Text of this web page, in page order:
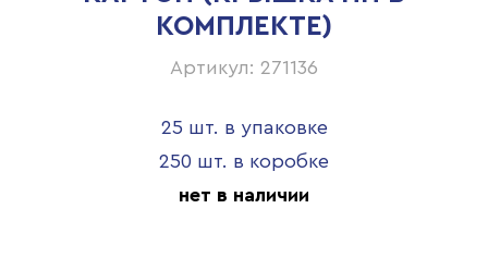
КОМПЛЕКТЕ)
Артикул: 271136
25 шт. в упаковке
250 шт. в коробке
нет в наличии